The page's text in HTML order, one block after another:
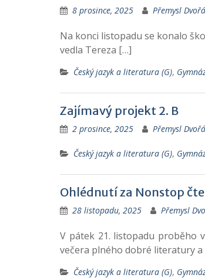
8 prosince, 2025 Přemysl
Na konci listopadu se konalo
vedla Tereza […]
Český jazyk a literatura (G),
Zajímavý projekt 2. B
2 prosince, 2025 Přemysl
Český jazyk a literatura (G),
Ohlédnutí za Nonstop
28 listopadu, 2025 Přemysl
V pátek 21. listopadu proběho
večera plného dobré literatury
Český jazyk a literatura (G),